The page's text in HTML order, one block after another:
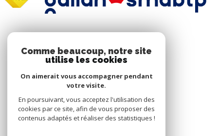
Nous suivre
Comme beaucoup, notre site
utilise les cookies
On aimerait vous accompagner pendant
votre visite.
En poursuivant, vous acceptez l'utilisation des
cookies par ce site, afin de vous proposer des
contenus adaptés et réaliser des statistiques !